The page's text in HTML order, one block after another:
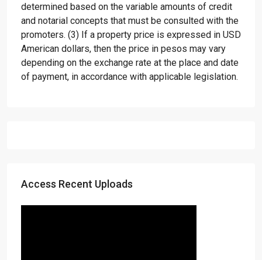
determined based on the variable amounts of credit
and notarial concepts that must be consulted with the
promoters. (3) If a property price is expressed in USD
American dollars, then the price in pesos may vary
depending on the exchange rate at the place and date
of payment, in accordance with applicable legislation.
Access Recent Uploads